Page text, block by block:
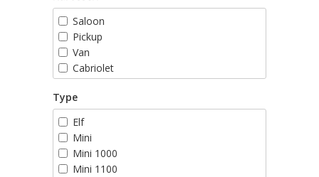
Saloon
Pickup
Van
Cabriolet
Stasjonsvogn
Type
Elf
Mini
Mini 1000
Mini 1100